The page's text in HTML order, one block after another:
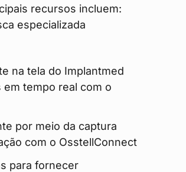
recursos incluem:
especializada
na tela do Implantmed
tempo real com o
por meio da captura
com o OsstellConnect
para fornecer